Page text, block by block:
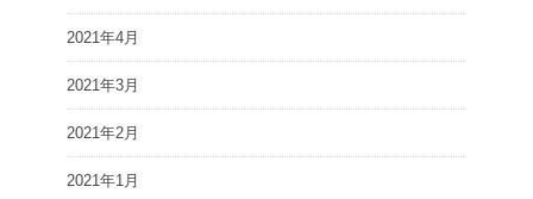
2021年4月
2021年3月
2021年2月
2021年1月